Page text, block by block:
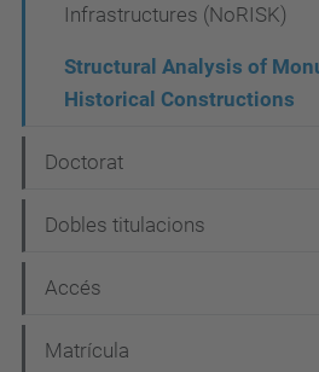
Infrastructures (NoRISK)
Structural Analysis of
Historical Constructions
Doctorat
Dobles titulacions
Accés
Matrícula